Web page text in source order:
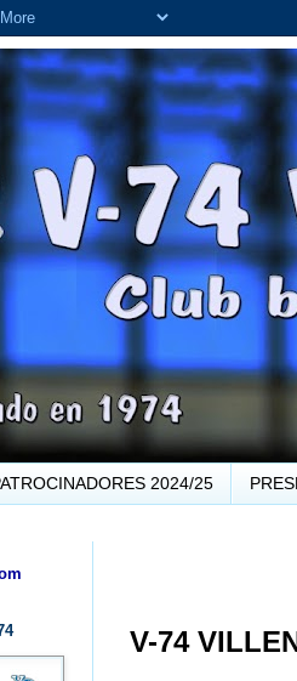
2024/25
V-74